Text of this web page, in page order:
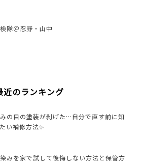
隊＠忍野・山中
近のランキング
の目の塗装が剥げた…自分で直す前に知
い補修方法✨
みを家で試して後悔しない方法と保管方